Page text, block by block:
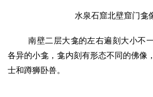
水泉石窟北壁窟门龛
南壁二层大龛的左右遍刻大小不
各异的小龛，龛内刻有形态不同的佛像
士和蹲狮卧兽。